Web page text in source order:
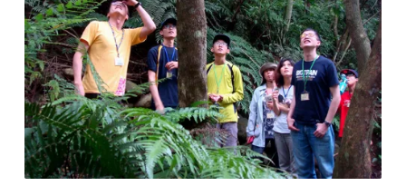
最終台東焚化廠雖在2005年完工，卻沒有順利啟用。也
因政府未履約，承包工程的達和大豐環保公司因此在
2009年提起仲裁，要求縣政府以29.6億元賠償公司損失
並將焚化廠買回，2011年第二次仲裁結果出爐，要求台
東縣政府以19.6億元買下這座興建成本不到15億的焚化
爐，台東縣政府決定認賠不再上訴，買下焚化爐後每年